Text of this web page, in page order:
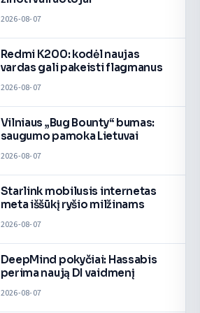
2026-08-07
Redmi K200: kodėl naujas
vardas gali pakeisti flagmanus
2026-08-07
Vilniaus „Bug Bounty“ bumas:
saugumo pamoka Lietuvai
2026-08-07
Starlink mobilusis internetas
meta iššūkį ryšio milžinams
2026-08-07
DeepMind pokyčiai: Hassabis
perima naują DI vaidmenį
2026-08-07